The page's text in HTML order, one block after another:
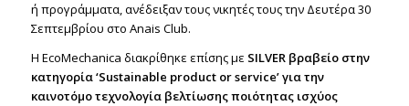
ή προγράμματα, ανέδειξαν τους νικητές τους την Δευτέρα 30
Σεπτεμβρίου στο Anais Club.
H EcoMechanica διακρίθηκε επίσης με SILVER βραβείο στην
κατηγορία ‘Sustainable product or service’ για την
καινοτόμο τεχνολογία βελτίωσης ποιότητας ισχύος